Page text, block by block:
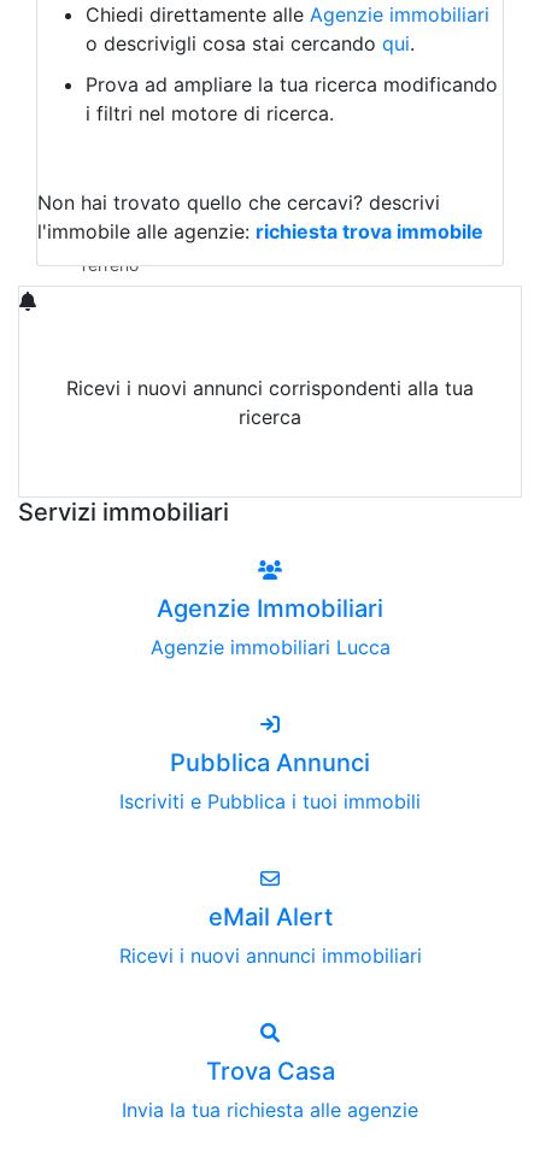
Albergo
Laboratorio Artigianale
Negozio/locale commerciale
Agriturismo
Magazzini
Qualsiasi
Terreno edificabile
Terreno
Chiedi direttamente alle Agenzie immobiliari
o descrivigli cosa stai cercando qui.
Prova ad ampliare la tua ricerca modificando
i filtri nel motore di ricerca.
Non hai trovato quello che cercavi? descrivi
l'immobile alle agenzie: richiesta trova immobile
Ricevi i nuovi annunci corrispondenti alla tua
ricerca
Servizi immobiliari
Agenzie Immobiliari
Agenzie immobiliari Lucca
Pubblica Annunci
Iscriviti e Pubblica i tuoi immobili
eMail Alert
Ricevi i nuovi annunci immobiliari
Trova Casa
Invia la tua richiesta alle agenzie